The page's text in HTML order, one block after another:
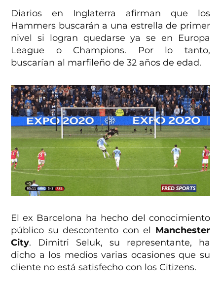
Diarios en Inglaterra afirman que los
Hammers buscarán a una estrella de primer
nivel si logran quedarse ya se en Europa
League o Champions. Por lo tanto,
buscarían al marfileño de 32 años de edad.
El ex Barcelona ha hecho del conocimiento
público su descontento con el Manchester
City. Dimitri Seluk, su representante, ha
dicho a los medios varias ocasiones que su
cliente no está satisfecho con los Citizens.